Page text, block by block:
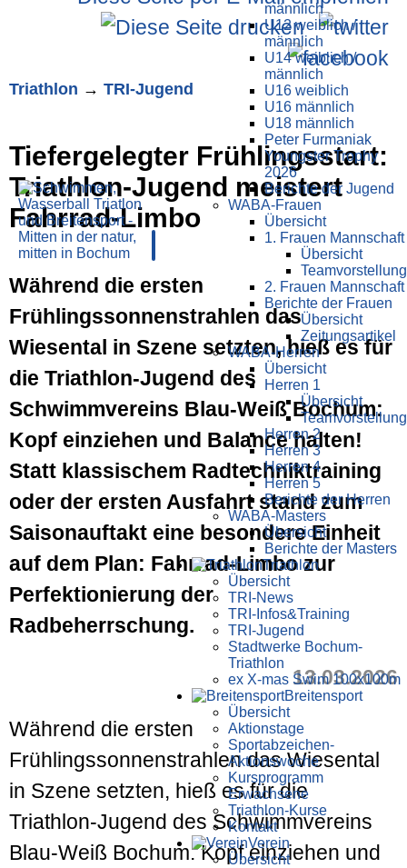
männlich
U12 weiblich /
männlich
U14 weiblich /
männlich
U16 weiblich
U16 männlich
U18 männlich
Peter Furmaniak
Youngster Trophy
2026
Berichte der Jugend
WABA-Frauen
Übersicht
1. Frauen Mannschaft
Übersicht
Teamvorstellung
2. Frauen Mannschaft
Berichte der Frauen
Übersicht
Zeitungsartikel
WABA-Herren
Übersicht
Herren 1
Übersicht
Teamvorstellung
Herren 2
Herren 3
Herren 4
Herren 5
Berichte der Herren
WABA-Masters
Übersicht
Berichte der Masters
Triathlon
Übersicht
TRI-News
TRI-Infos&Training
TRI-Jugend
Stadtwerke Bochum-
Triathlon
ex X-mas Swim 100x100m
Breiten­sport
Übersicht
Aktionstage
Sportabzeichen-
Aktionswoche
Kursprogramm
Erwachsene
Triathlon-Kurse
Kontakt
Verein
Übersicht
Triathlon → TRI-Jugend
Tiefergelegter Frühlingsstart:
Triathlon-Jugend meistert
Fahrrad-Limbo
Während die ersten
Frühlingssonnenstrahlen das
Wiesental in Szene setzten, hieß es für
die Triathlon-Jugend des
Schwimmvereins Blau-Weiß Bochum:
Kopf einziehen und Balance halten!
Statt klassischem Radtechniktraining
oder der ersten Ausfahrt stand zum
Saisonauftakt eine besondere Einheit
auf dem Plan: Fahrrad-Limbo zur
Perfektionierung der
Radbeherrschung.
13.03.2026
Während die ersten
Frühlingssonnenstrahlen das Wiesental
in Szene setzten, hieß es für die
Triathlon-Jugend des Schwimmvereins
Blau-Weiß Bochum: Kopf einziehen und